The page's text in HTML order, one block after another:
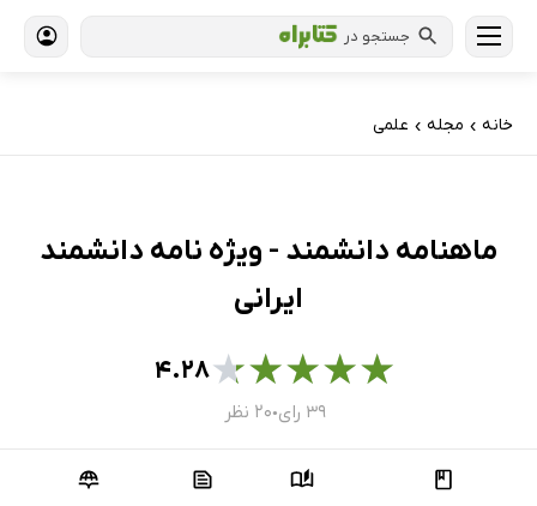
جستجو در
خانه › مجله › علمی
ماهنامه دانشمند - ویژه نامه دانشمند
ایرانی
★
★
★
★
★۴.۲۸
۳۹ رای ● ۲۰ نظر